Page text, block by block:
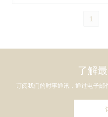
1
了解
订阅我们的时事通讯，通过电子邮